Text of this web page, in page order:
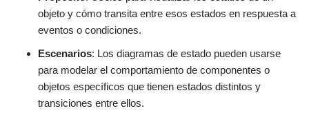
objeto y cómo transita entre esos estados en respuesta a
eventos o condiciones.
Escenarios: Los diagramas de estado pueden usarse
para modelar el comportamiento de componentes o
objetos específicos que tienen estados distintos y
transiciones entre ellos.